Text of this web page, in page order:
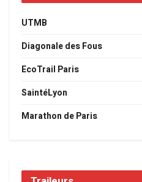
UTMB
Diagonale des Fous
EcoTrail Paris
SaintéLyon
Marathon de Paris